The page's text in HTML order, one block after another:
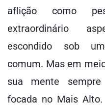
aflição como
extraordinário
escondido sob
comum. Mas em
sua mente
focada no Mais